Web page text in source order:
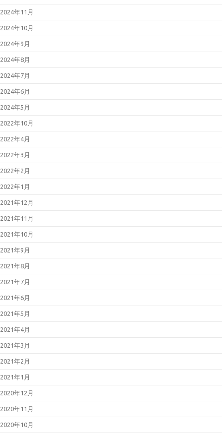
2024年11月
2024年10月
2024年9月
2024年8月
2024年7月
2024年6月
2024年5月
2022年10月
2022年4月
2022年3月
2022年2月
2022年1月
2021年12月
2021年11月
2021年10月
2021年9月
2021年8月
2021年7月
2021年6月
2021年5月
2021年4月
2021年3月
2021年2月
2021年1月
2020年12月
2020年11月
2020年10月